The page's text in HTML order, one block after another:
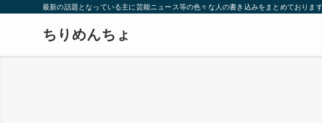
最新の話題となっている主に芸能ニュース等の色々な人の書き込みをまとめておりま
ちりめんちょ